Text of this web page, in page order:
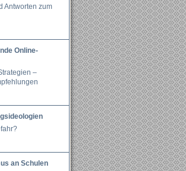
Antworten zum
Online-
–
an Schulen